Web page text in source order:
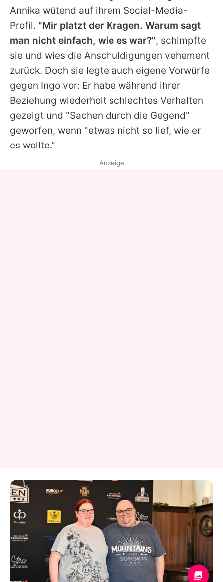
Annika wütend auf ihrem Social-Media-
Profil. "Mir platzt der Kragen. Warum sagt
man nicht einfach, wie es war?", schimpfte
sie und wies die Anschuldigungen vehement
zurück. Doch sie legte auch eigene Vorwürfe
gegen Ingo vor: Er habe während ihrer
Beziehung wiederholt schlechtes Verhalten
gezeigt und "Sachen durch die Gegend"
geworfen, wenn "etwas nicht so lief, wie er
es wollte."
Anzeige